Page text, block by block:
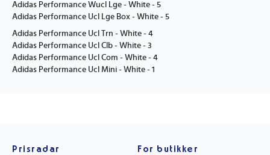
Adidas Performance Wucl Lge - White - 5
Adidas Performance Ucl Lge Box - White - 5
Adidas Performance Ucl Trn - White - 4
Adidas Performance Ucl Clb - White - 3
Adidas Performance Ucl Com - White - 4
Adidas Performance Ucl Mini - White - 1
Prisradar For butikker